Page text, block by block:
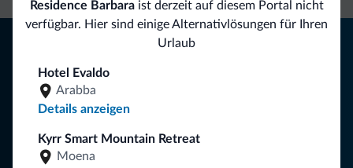
Residence Barbaraist derzeit auf diesem Portal nicht
verfügbar. Hier sind einige Alternativlösungen für Ihren
Urlaub
Hotel Evaldo
Arabba
Details anzeigen
Kyrr Smart Mountain Retreat
Moena
Tipps aus den Dolomiten
Sie erhalten Informationen, exklusive Angebote und
Neuigkeiten für Ihren Urlaub in den Dolomiten.